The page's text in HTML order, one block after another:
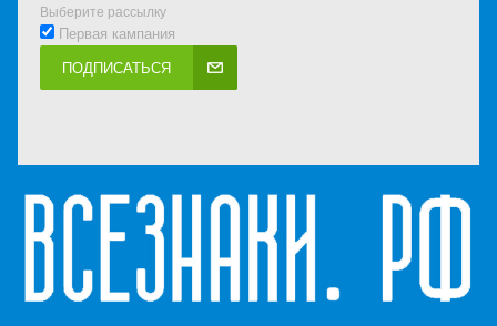
Выберите рассылку
Первая кампания
ПОДПИСАТЬСЯ